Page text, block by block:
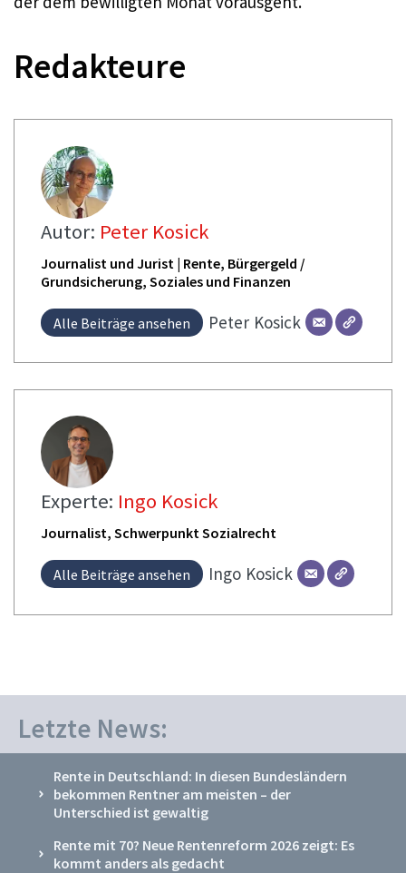
Redakteure
Autor: Peter Kosick
Journalist und Jurist | Rente, Bürgergeld /
Grundsicherung, Soziales und Finanzen
Alle Beiträge ansehen Peter Kosick
Experte: Ingo Kosick
Journalist, Schwerpunkt Sozialrecht
Alle Beiträge ansehen Ingo Kosick
Letzte News:
Rente in Deutschland: In diesen Bundesländern
bekommen Rentner am meisten – der
Unterschied ist gewaltig
Rente mit 70? Neue Rentenreform 2026 zeigt: Es
kommt anders als gedacht